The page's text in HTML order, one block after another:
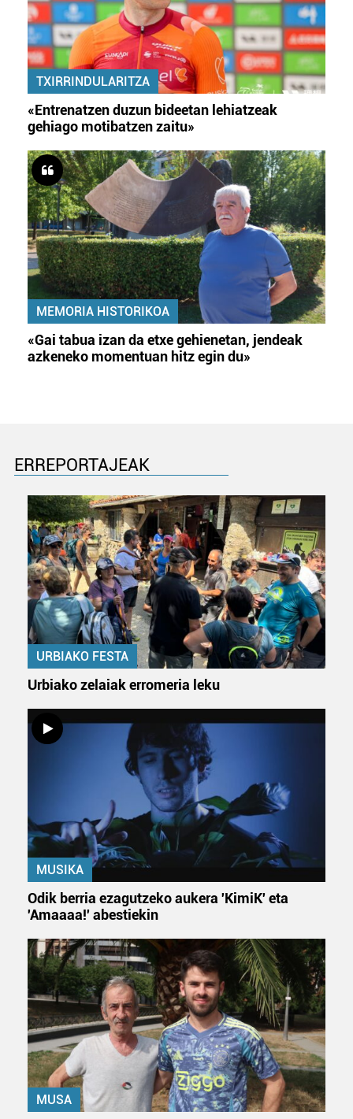
erabiltzeko baimen esplizitua ematen diguzu.Gehiago
irakurri
TXIRRINDULARITZA
«Entrenatzen duzun bideetan lehiatzeak
gehiago motibatzen zaitu»
MEMORIA HISTORIKOA
«Gai tabua izan da etxe gehienetan, jendeak
azkeneko momentuan hitz egin du»
ERREPORTAJEAK
URBIAKO FESTA
Urbiako zelaiak erromeria leku
MUSIKA
Odik berria ezagutzeko aukera 'KimiK' eta
'Amaaaa!' abestiekin
MUSA